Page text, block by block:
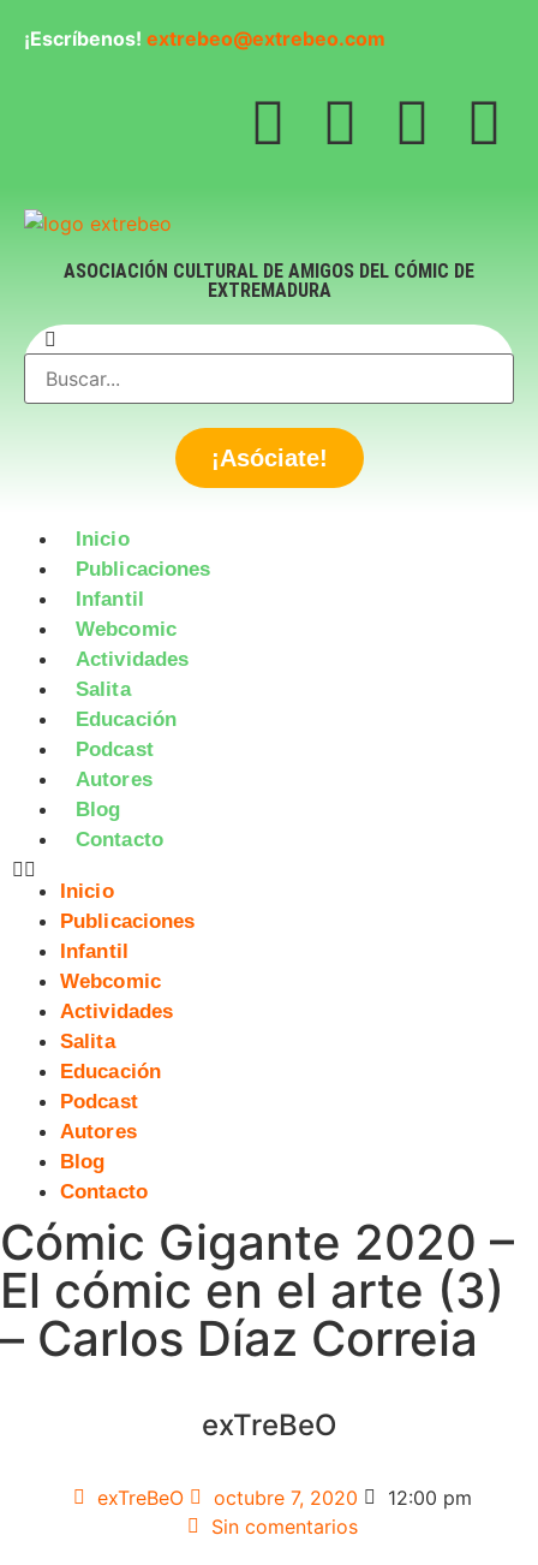
¡Escríbenos! extrebeo@extrebeo.com
ASOCIACIÓN CULTURAL DE AMIGOS DEL CÓMIC DE
EXTREMADURA
¡Asóciate!
Inicio
Publicaciones
Infantil
Webcomic
Actividades
Salita
Educación
Podcast
Autores
Blog
Contacto
Inicio
Publicaciones
Infantil
Webcomic
Actividades
Salita
Educación
Podcast
Autores
Blog
Contacto
Cómic Gigante 2020 –
El cómic en el arte (3)
– Carlos Díaz Correia
exTreBeO
exTreBeO octubre 7, 2020
12:00 pm
Sin comentarios